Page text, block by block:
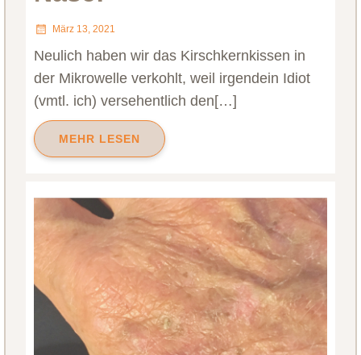
März 13, 2021
Neulich haben wir das Kirschkernkissen in
der Mikrowelle verkohlt, weil irgendein Idiot
(vmtl. ich) versehentlich den[…]
MEHR LESEN